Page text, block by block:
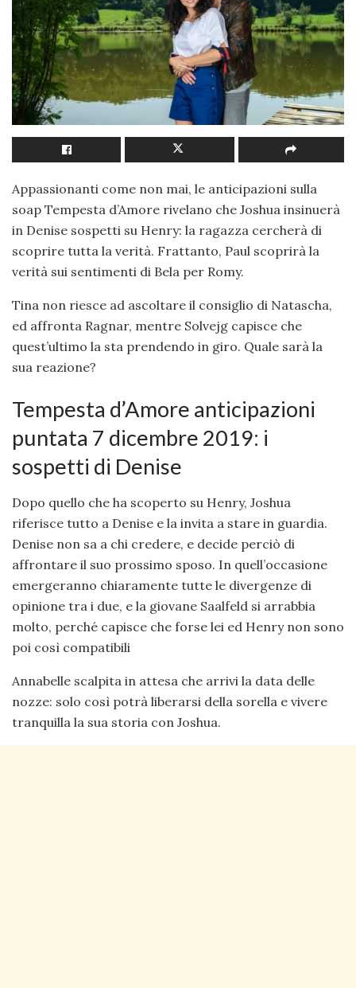
Appassionanti come non mai, le anticipazioni sulla
soap Tempesta d’Amore rivelano che Joshua insinuerà
in Denise sospetti su Henry: la ragazza cercherà di
scoprire tutta la verità. Frattanto, Paul scoprirà la
verità sui sentimenti di Bela per Romy.
Tina non riesce ad ascoltare il consiglio di Natascha,
ed affronta Ragnar, mentre Solvejg capisce che
quest’ultimo la sta prendendo in giro. Quale sarà la
sua reazione?
Tempesta d’Amore anticipazioni
puntata 7 dicembre 2019: i
sospetti di Denise
Dopo quello che ha scoperto su Henry, Joshua
riferisce tutto a Denise e la invita a stare in guardia.
Denise non sa a chi credere, e decide perciò di
affrontare il suo prossimo sposo. In quell’occasione
emergeranno chiaramente tutte le divergenze di
opinione tra i due, e la giovane Saalfeld si arrabbia
molto, perché capisce che forse lei ed Henry non sono
poi così compatibili
Annabelle scalpita in attesa che arrivi la data delle
nozze: solo così potrà liberarsi della sorella e vivere
tranquilla la sua storia con Joshua.